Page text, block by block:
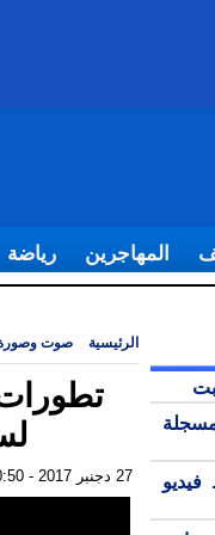
المهاجرين رياضة
الرئيسية صوت
27 دجنبر 2017 - 20:50